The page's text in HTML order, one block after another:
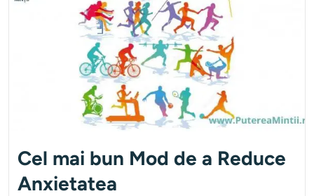
Cel mai bun Mod de a Reduce
Anxietatea